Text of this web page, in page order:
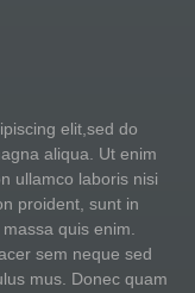
elit,sed do
aliqua. Ut enim
ullamco laboris nisi
proident, sunt in
quis enim.
sem neque sed
mus. Donec quam